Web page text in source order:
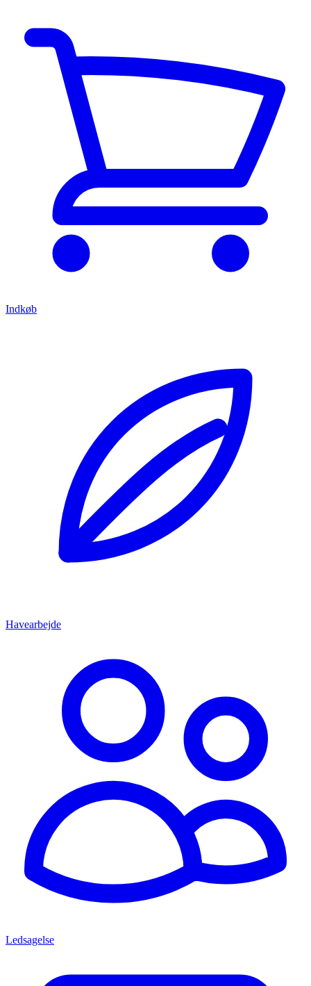
Indkøb
Havearbejde
Ledsagelse